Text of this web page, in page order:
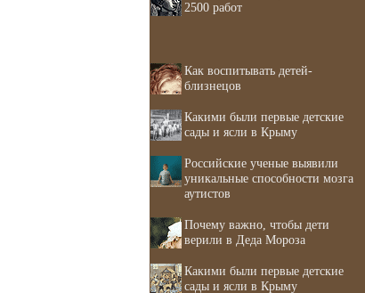
2500 работ
Как воспитывать детей-
близнецов
Какими были первые детские
сады и ясли в Крыму
Российские ученые выявили
уникальные способности мозга
аутистов
Почему важно, чтобы дети
верили в Деда Мороза
Какими были первые детские
сады и ясли в Крыму